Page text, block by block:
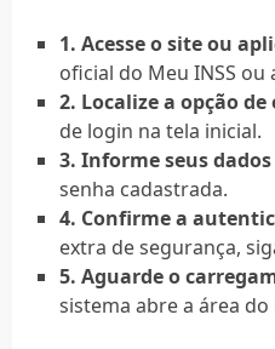
1. Acesse o site ou
oficial do Meu INSS ou
2. Localize a opção
de login na tela inicial.
3. Informe seus dados
senha cadastrada.
4. Confirme a
extra de segurança,
5. Aguarde o
sistema abre a área